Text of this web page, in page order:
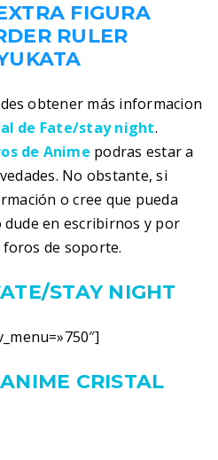
FIGURA
RULER
obtener más informacion
de Fate/stay night.
de Anime podras estar a
No obstante, si
o cree que pueda
en escribirnos y por
de soporte.
STAY NIGHT
CRISTAL